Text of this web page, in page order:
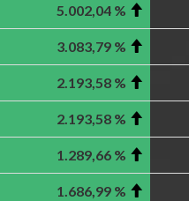
5.002,04 %
3.083,79 %
2.193,58 %
2.193,58 %
1.289,66 %
1.686,99 %